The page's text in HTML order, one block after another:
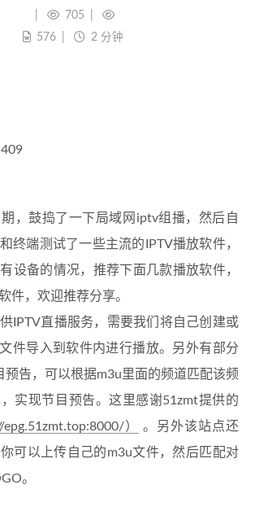
705
576
2 分钟
期，鼓捣了一下局域网iptv组播，然后自
终端测试了一些主流的IPTV播放软件，
设备的情况，推荐下面几款播放软件，
件，欢迎推荐分享。
IPTV直播服务，需要我们将自己创建或
件导入到软件内进行播放。另外有部分
预告，可以根据m3u里面的频道匹配该频
实现节目预告。这里感谢51zmt提供的
epg.51zmt.top:8000/）
。另外该站点还
可以上传自己的m3u文件，然后匹配对
。